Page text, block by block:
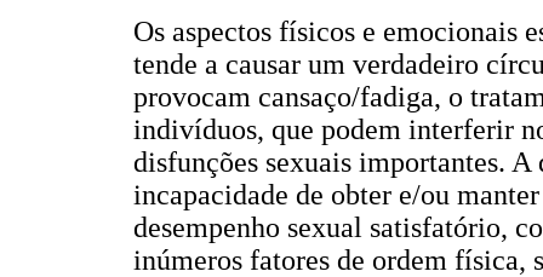
Os aspectos físicos e emocionais
tende a causar um verdadeiro
provocam cansaço/fadiga, o
indivíduos, que podem interferir
disfunções sexuais importantes.
incapacidade de obter e/ou
desempenho sexual satisfatório,
inúmeros fatores de ordem física,